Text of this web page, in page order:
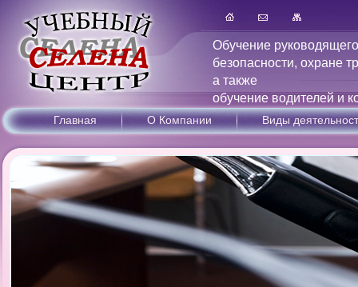
Обучение
безопасности, охране
а также
обучение водителей и
Главная О Компании Виды